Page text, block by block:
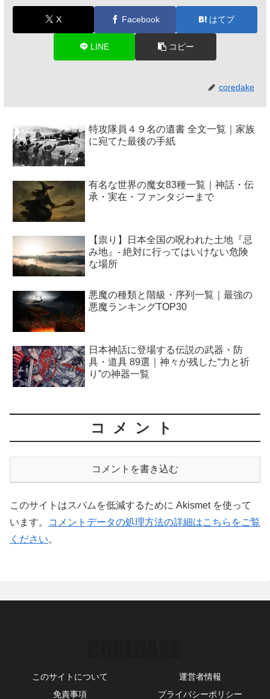
X Facebook はてブ
LINE コピー
coredake
特攻隊員４９名の遺書 全文一覧｜家族
に宛てた最後の手紙
有名な世界の魔女83種一覧｜神話・伝
承・実在・ファンタジーまで
【祟り】日本全国の呪われた土地『忌
み地』- 絶対に行ってはいけない危険
な場所
悪魔の種類と階級・序列一覧｜最強の
悪魔ランキングTOP30
日本神話に登場する伝説の武器・防
具・道具 89選｜神々が残した“力と祈
り”の神器一覧
コメント
コメントを書き込む
このサイトはスパムを低減するために Akismet を使って
います。
コメントデータの処理方法の詳細はこちらをご覧
ください。
このサイトについて
運営者情報
免責事項
プライバシーポリシー